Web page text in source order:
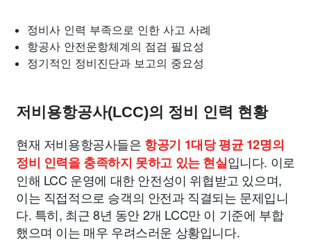
정비사 인력 부족으로 인한 사고 사례
항공사 안전운항체계의 점검 필요성
정기적인 정비진단과 보고의 중요성
저비용항공사(LCC)의 정비 인력 현황
현재 저비용항공사들은 항공기 1대당 평균 12명의
정비 인력을 충족하지 못하고 있는 현실입니다. 이로
인해 LCC 운영에 대한 안전성이 위협받고 있으며,
이는 직접적으로 승객의 안전과 직결되는 문제입니
다. 특히, 최근 8년 동안 2개 LCC만 이 기준에 부합
했으며 이는 매우 우려스러운 상황입니다.